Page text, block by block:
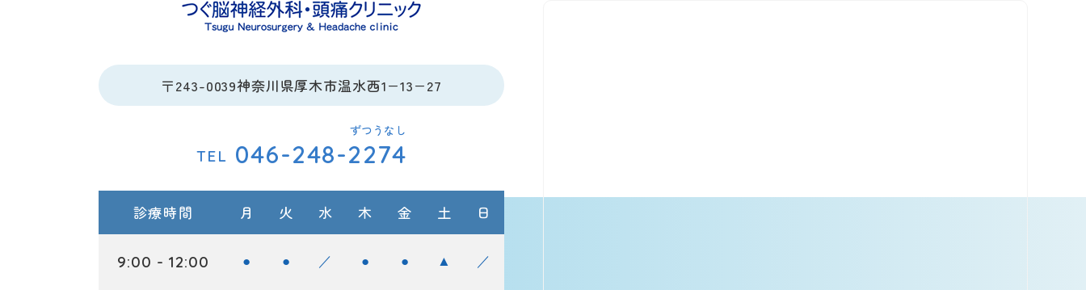
〒243-0039神奈川県厚木市温水西1−13−27
ずつうなし
TEL 046-248-2274
診療時間 月 火 水 木 金 土 日
9:00 - 12:00 ● ● ／ ● ● ▲ ／